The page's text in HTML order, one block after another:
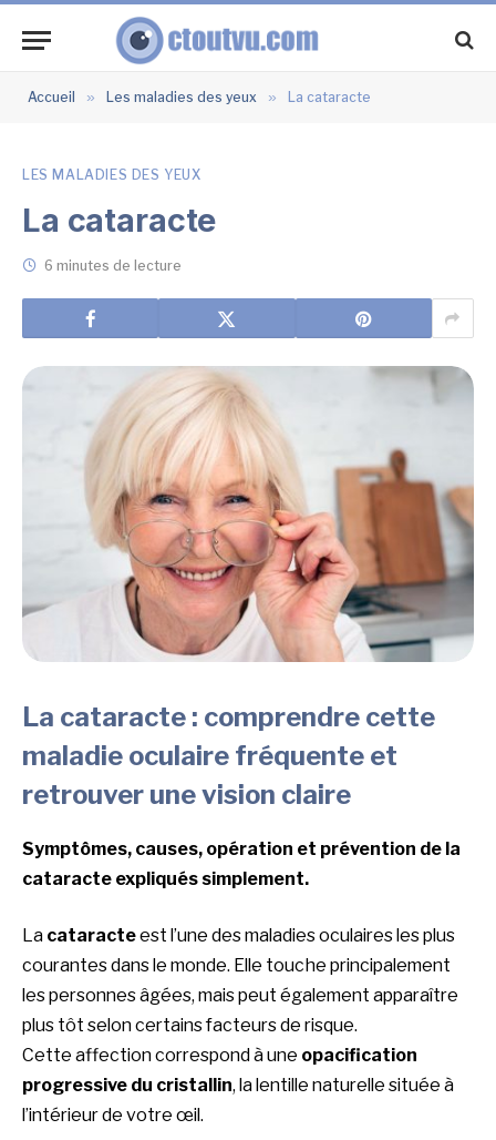
Accueil » Les maladies des yeux » La cataracte
LES MALADIES DES YEUX
La cataracte
6 minutes de lecture
La cataracte : comprendre cette
maladie oculaire fréquente et
retrouver une vision claire
Symptômes, causes, opération et prévention de la
cataracte expliqués simplement.
La cataracteest l’une des maladies oculaires les plus
courantes dans le monde. Elle touche principalement
les personnes âgées, mais peut également apparaître
plus tôt selon certains facteurs de risque.
Cette affection correspond à une opacification
progressive du cristallin, la lentille naturelle située à
l’intérieur de votre œil.